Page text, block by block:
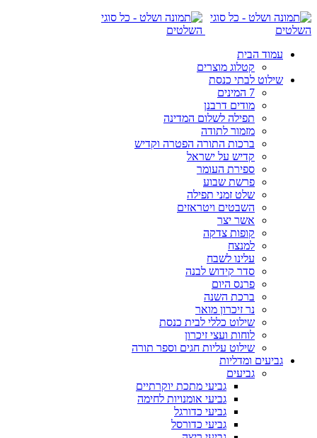
עמוד הבית
קטלוג מוצרים
שילוט לבתי כנסת
7 המינים
מודים דרבנן
תפילה לשלום המדינה
מזמור לתודה
ברכות התורה הפטרה וקדיש
קדיש על ישראל
ספירת העומר
פרשת שבוע
שלט זמני תפילה
השבטים ויטראזים
אשר יצר
קופות צדקה
למנצח
עלינו לשבח
סדר קידוש לבנה
פרנס היום
ברכת השנה
נר זיכרון מואר
שילוט כללי לבית כנסת
לוחות ועצי זיכרון
שילוט עליות חגים וספר תורה
גביעים ומדליות
גביעים
גביעי מתכת יוקרתיים
גביעי אומנויות לחימה
גביעי כדורגל
גביעי כדורסל